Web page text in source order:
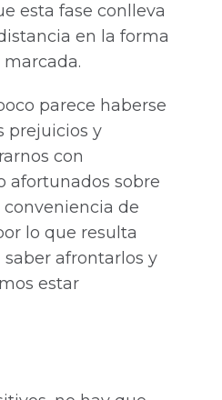
esta fase conlleva
en la forma
parece haberse
prejuicios y
con
afortunados sobre
de
lo que resulta
afrontarlos y
estar